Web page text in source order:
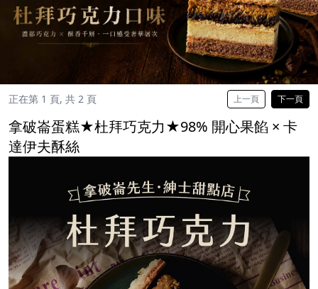
正在第 1 頁, 共 2 頁 上一頁 下一頁
拿破崙蛋糕★杜拜巧克力★98% 開心果餡 × 卡
達伊夫酥絲